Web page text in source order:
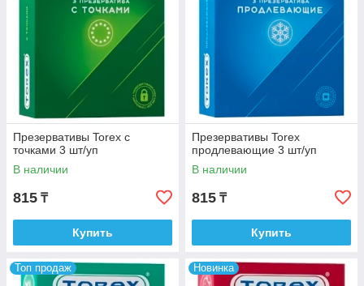
Презервативы Torex с
точками 3 шт/уп
В наличии
815 ₸
Купить
Презервативы Torex
продлевающие 3 шт/уп
В наличии
815 ₸
Купить
Топ продаж Новинка